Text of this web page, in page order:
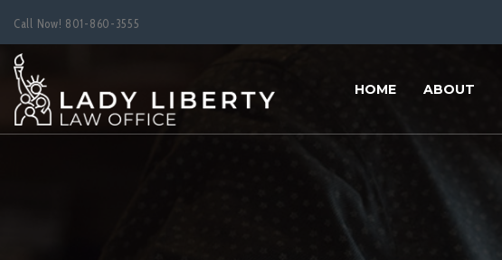
Call Now! 801-860-3555
HOME ABOUT